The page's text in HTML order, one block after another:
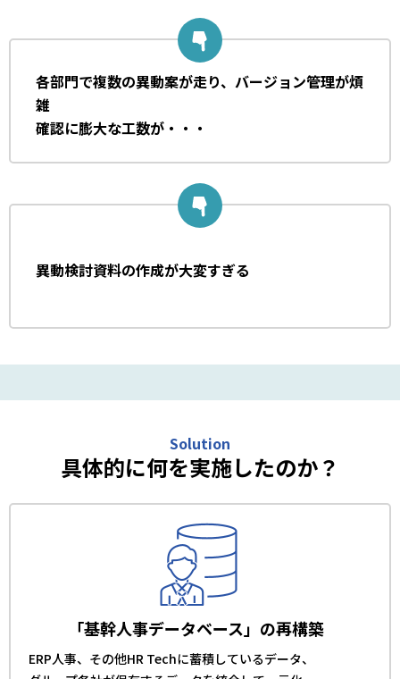
各部門で複数の異動案が走り、バージョン管理が煩
雑
確認に膨大な工数が・・・
異動検討資料の作成が大変すぎる
Solution
具体的に何を実施したのか？
「基幹人事データベース」の再構築
ERP人事、その他HR Techに蓄積しているデータ、